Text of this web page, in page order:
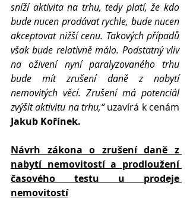
sníží aktivita na trhu, tedy platí, že kdo
bude nucen prodávat rychle, bude nucen
akceptovat nižší cenu. Takových případů
však bude relativně málo. Podstatný vliv
na oživení nyní paralyzovaného trhu
bude mít zrušení daně z nabytí
nemovitých věcí. Zrušení má potenciál
zvýšit aktivitu na trhu,“
Jakub Kořínek.
Návrh zákona o zrušení daně z
nabytí nemovitostí a prodloužení
časového testu u prodeje
nemovitostí